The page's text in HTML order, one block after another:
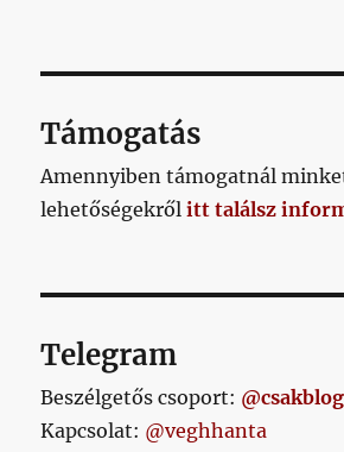
Támogatás
Amennyiben támogatnál
lehetőségekrőlitt találsz
Telegram
Beszélgetős csoport: @csakblog
Kapcsolat: @veghhanta